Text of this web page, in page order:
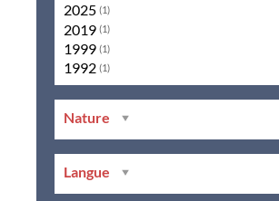
2025 (1)
2019 (1)
1999 (1)
1992 (1)
Nature
Langue